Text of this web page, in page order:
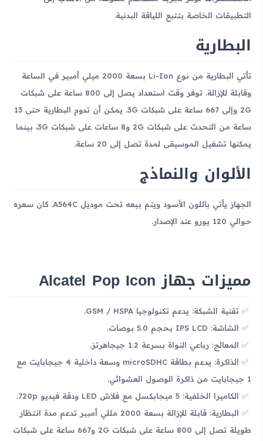
التطبيقات الخاصة بتتبع اللياقة البدنية.
البطارية
تأتي البطارية من نوع Li-Ion بسعة 2000 ميلي أمبير في الساعة
وقابلة للإزالة. توفر وقت استعداد يصل إلى 800 ساعة على شبكات
2G وإلى 667 ساعة على شبكات 3G. يمكن أن تدوم البطارية حتى 13
ساعة من التحدث على شبكات 2G و8 ساعات على شبكات 3G، بينما
يمكنها تشغيل الموسيقى لمدة تصل إلى 20 ساعة.
الألوان والنماذج
الجهاز يأتي باللون الأسود ويتم بيعه تحت موديل A564C. كان سعره
حوالي 120 يورو عند الإصدار.
مميزات جهاز Alcatel Pop Icon
تقنية الشبكة: يدعم تكنولوجيا GSM / HSPA.
الشاشة: IPS LCD بحجم 5.0 بوصات.
المعالج: رباعي النواة بسرعة 1.2 جيجاهرتز.
الذاكرة: يدعم بطاقة microSDHC وسعة داخلية 4 جيجابايت مع
1 جيجابايت من ذاكرة الوصول العشوائي.
الكاميرا الخلفية: 5 ميجابكسل مع فلاش LED ودقة فيديو 720p.
البطارية: قابلة للإزالة بسعة 2000 مللي أمبير تدعم مدة انتظار
طويلة تصل إلى 800 ساعة على شبكات 2G و667 ساعة على شبكات